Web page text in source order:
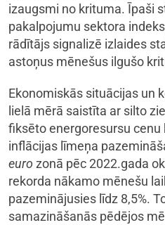
izaugsmi no krituma. Īpaši
pakalpojumu sektora
rādītājs signalizē izlaides
astoņus mēnešus ilgušo
Ekonomiskās situācijas un
lielā mērā saistīta ar silto
fiksēto energoresursu cenu
inflācijas līmeņa
euro zonā pēc 2022.gada
rekorda nākamo mēnešu
pazeminājusies līdz 8,5%.
samazināšanās pēdējos